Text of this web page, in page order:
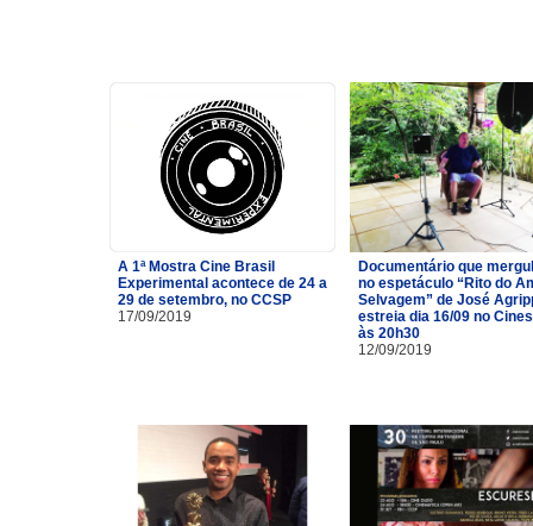
A 1ª Mostra Cine Brasil
Experimental acontece de 24 a
29 de setembro, no CCSP
17/09/2019
Documentário que
no espetáculo “Rito do
Selvagem” de José
estreia dia 16/09 no
às 20h30
12/09/2019